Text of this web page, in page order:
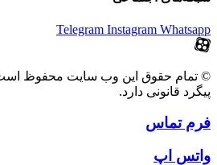
Telegram Instagram Whatsapp
© تمام حقوق این وب سایت محفوظ است
پیگرد قانونی دارد.
فرم تماس
واتس اپ